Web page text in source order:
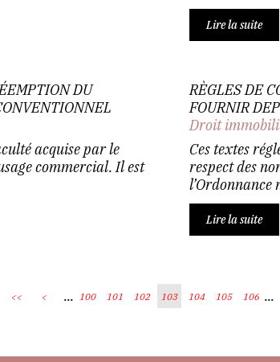
Lire la suite
DU
acquise par le
commercial. Il est
RÈGLES DE
FOURNIR
Droit
Ces textes
respect des
Lire la suite
<< < ... 100 101 102 103 104 105 106 ...